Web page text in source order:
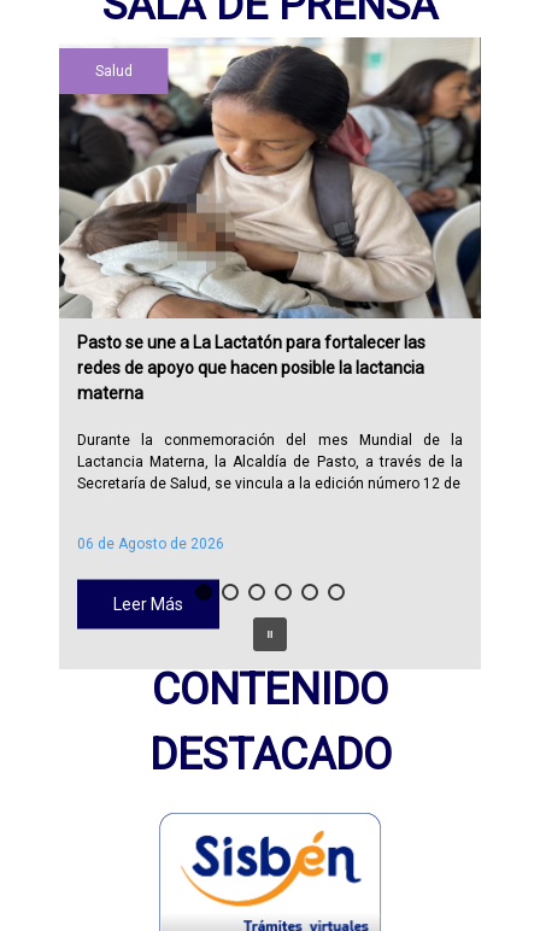
06 de Agosto de 2026
Leer Más
Salud
Pasto se une a La Lactatón para fortalecer las
redes de apoyo que hacen posible la lactancia
materna
Durante la conmemoración del mes Mundial de la
Lactancia Materna, la Alcaldía de Pasto, a través de la
Secretaría de Salud, se vincula a la edición número 12 de
CONTENIDO
DESTACADO